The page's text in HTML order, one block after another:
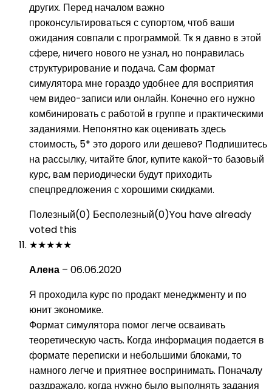
других. Перед началом важно
проконсультироваться с супортом, чтоб ваши
ожидания совпали с программой. Тк я давно в этой
сфере, ничего нового не узнал, но понравилась
структурирование и подача. Сам формат
симулятора мне гораздо удобнее для восприятия
чем видео-записи или онлайн. Конечно его нужно
комбинировать с работой в группе и практическими
заданиями. Непонятно как оценивать здесь
стоимость, 5* это дорого или дешево? Подпишитесь
на рассылку, читайте блог, купите какой-то базовый
курс, вам периодически будут приходить
спецпредложения с хорошими скидками.
Полезный(0) Бесполезный(0)You have already
voted this
★★★★★
Алена – 06.06.2020
Я проходила курс по продакт менеджменту и по
юнит экономике.
Формат симулятора помог легче осваивать
теоретическую часть. Когда информация подается в
формате переписки и небольшими блоками, то
намного легче и приятнее воспринимать. Поначалу
раздражало, когда нужно было выполнять задания